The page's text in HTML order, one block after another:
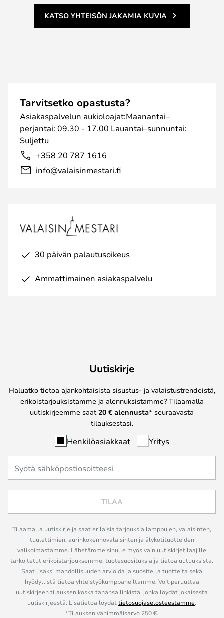
KATSO YHTEISÖN JAKAMIA KUVIA
Tarvitsetko opastusta?
Asiakaspalvelun aukioloajat:Maanantai–
perjantai: 09.30 - 17.00 Lauantai–sunnuntai:
Suljettu
+358 20 787 1616
info@valaisinmestari.fi
30 päivän palautusoikeus
Ammattimainen asiakaspalvelu
Uutiskirje
Haluatko tietoa ajankohtaisista sisustus- ja valaistustrendeistä,
erikoistarjouksistamme ja alennuksistamme? Tilaamalla
uutiskirjeemme saat 20 € alennusta* seuraavasta
tilauksestasi.
Henkilöasiakkaat Yritys
TILAA
Tilaamalla uutiskirje ja saat erilaisia tarjouksia lamppujen, valaisinten,
tuulettimien, aurinkokennovalaisinten ja älykotituotteiden
valikoimastamme. Lähetämme sinulle myös vain uutiskirjetilaajille
tarkoitetut erikoistarjouksemme, tuotesuosituksia ja tietoa uutuuksista.
Saat lisäksi mahdollisuuden arvioida ja suositella tuotteita sekä
hyödyllistä tietoa yhteistyökumppaneiltamme. Voit peruuttaa
uutiskirjeen tilauksen koska tahansa linkistä, jonka löydät jokaisesta
uutiskirjeestä. Lisätietoa löydättietosuojaselosteestamme.
*Tilauksen vähimmäisarvo 250 €.